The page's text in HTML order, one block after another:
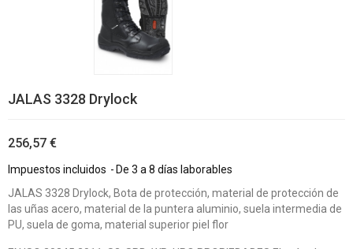
JALAS 3328 Drylock
256,57 €
Impuestos incluidos
De 3 a 8 días laborables
JALAS 3328 Drylock, Bota de protección, material de protección de
las uñas acero, material de la puntera aluminio, suela intermedia de
PU, suela de goma, material superior piel flor